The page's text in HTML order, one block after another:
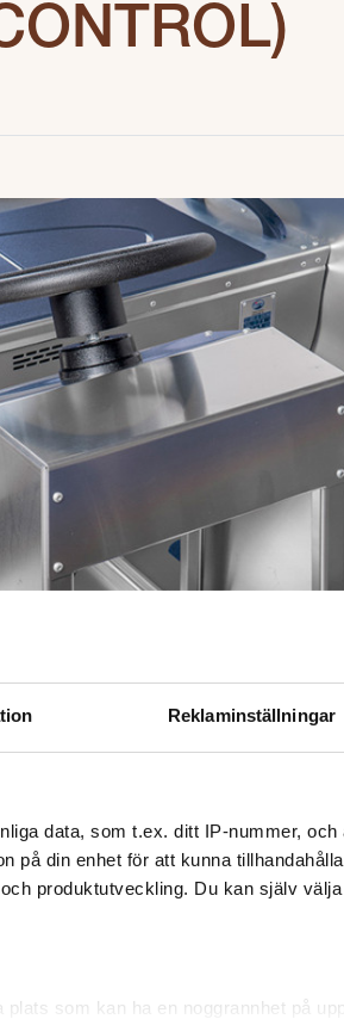
Reklaminställningar
data, som t.ex. ditt IP-nummer,
på din enhet för att kunna
produktutveckling. Du kan själv
som kan ha en noggrannhet på
are 325 mm